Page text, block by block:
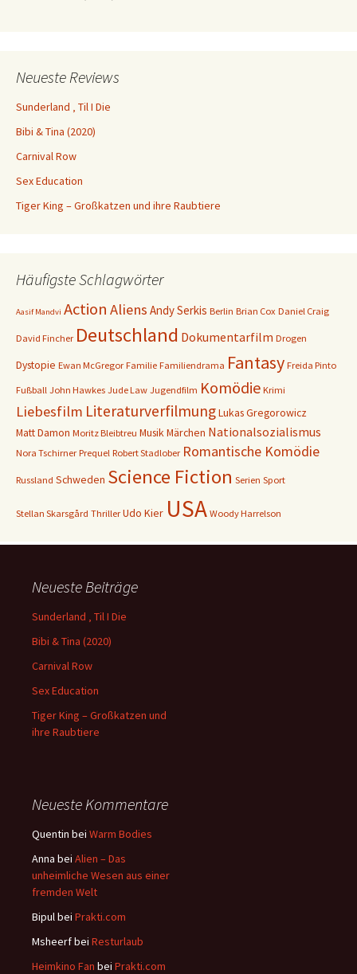
Neueste Reviews
Sunderland ‚ Til I Die
Bibi & Tina (2020)
Carnival Row
Sex Education
Tiger King – Großkatzen und ihre Raubtiere
Häufigste Schlagwörter
Aasif Mandvi Action Aliens Andy Serkis Berlin Brian Cox Daniel Craig
David Fincher Deutschland Dokumentarfilm Drogen
Dystopie Ewan McGregor Familie Familiendrama Fantasy Freida Pinto
Fußball John Hawkes Jude Law Jugendfilm Komödie Krimi
Liebesfilm LiteraturverfilmungLukas Gregorowicz
Matt Damon Moritz Bleibtreu MusikMärchen Nationalsozialismus
Nora Tschirner Prequel Robert Stadlober Romantische Komödie
Russland Schweden Science Fiction Serien Sport
Stellan Skarsgård Thriller Udo Kier USA Woody Harrelson
Neueste Beiträge
Sunderland ‚ Til I Die
Bibi & Tina (2020)
Carnival Row
Sex Education
Tiger King – Großkatzen und
ihre Raubtiere
Neueste Kommentare
Quentin bei Warm Bodies
Anna bei Alien – Das
unheimliche Wesen aus einer
fremden Welt
Bipulbei Prakti.com
Msheerfbei Resturlaub
Heimkino Fan bei Prakti.com